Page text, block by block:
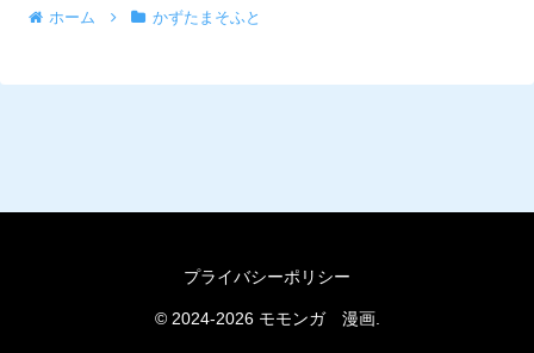
ホーム かずたまそふと
プライバシーポリシー
© 2024-2026 モモンガ 漫画.